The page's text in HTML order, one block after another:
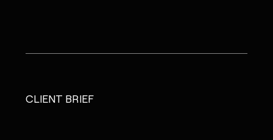
CLIENT BRIEF